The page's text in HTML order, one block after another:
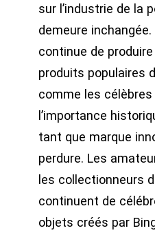
sur l’industrie de la
demeure
continue de
produits populaires
comme les
l’importance
tant que marque
perdure. Les
les collectionneurs
continuent de
objets créés par